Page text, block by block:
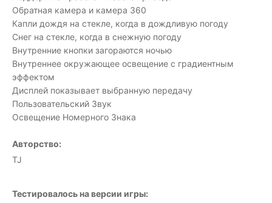
Обратная камера и камера 360
Капли дождя на стекле, когда в дождливую погоду
Снег на стекле, когда в снежную погоду
Внутренние кнопки загораются ночью
Внутреннее окружающее освещение с градиентным
эффектом
Дисплей показывает выбранную передачу
Пользовательский Звук
Освещение Номерного Знака
Авторство:
TJ
Тестировалось на версии игры: